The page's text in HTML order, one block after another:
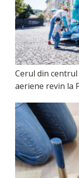
Cerul din
aeriene revin la